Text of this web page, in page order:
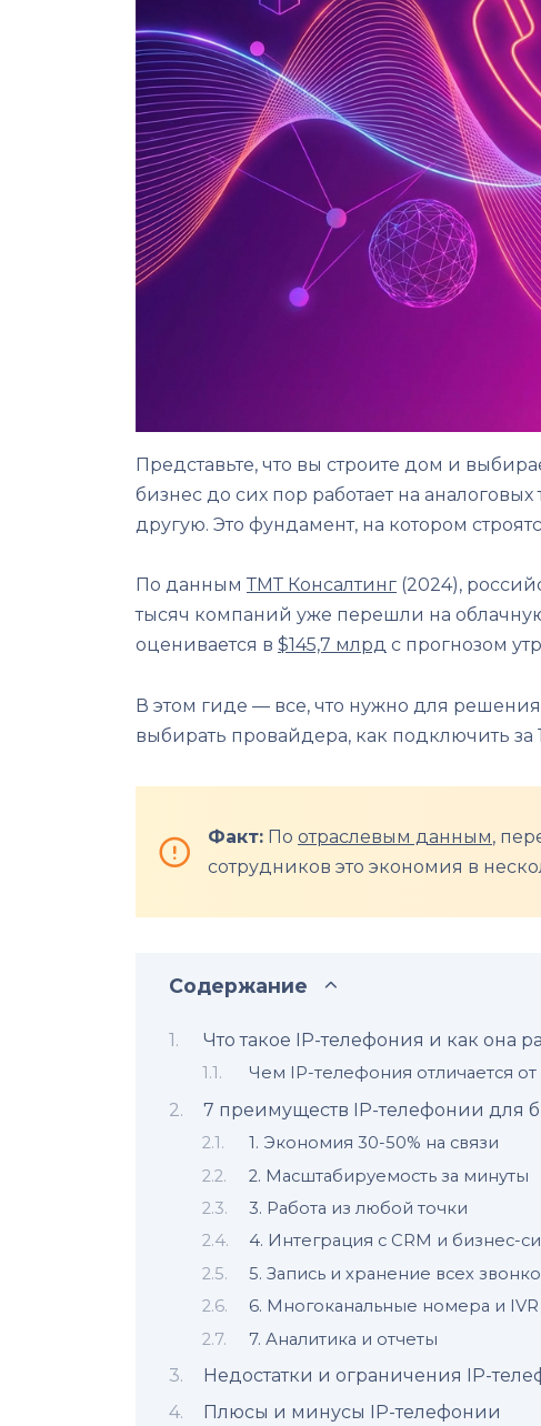
Представьте, что вы строите дом и
бизнес до сих пор работает на
другую. Это фундамент, на котором
По данным ТМТ Консалтинг (2024),
тысяч компаний уже перешли на
оценивается в $145,7 млрд с прогнозом
В этом гиде — все, что нужно для
выбирать провайдера, как подключить
Факт: По отраслевым данным,
сотрудников это экономия в
Содержание
Что такое IP-телефония и как она
Чем IP-телефония отличается
7 преимуществ IP-телефонии для
1. Экономия 30-50% на связи
2. Масштабируемость за минуты
3. Работа из любой точки
4. Интеграция с CRM и бизнес-
5. Запись и хранение всех
6. Многоканальные номера и IVR
7. Аналитика и отчеты
Недостатки и ограничения IP-
Плюсы и минусы IP-телефонии